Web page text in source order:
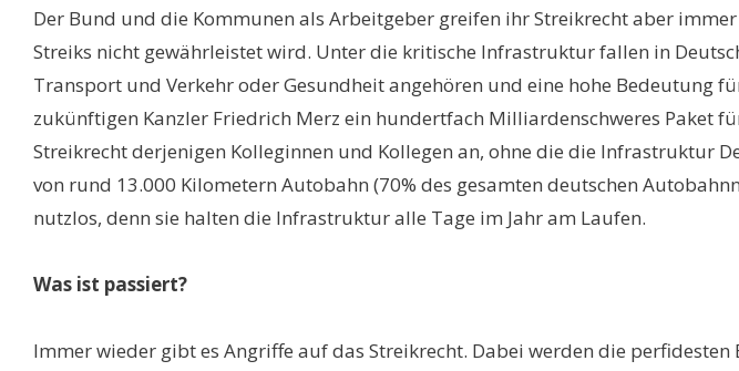
Der Bund und die Kommunen als Arbeitgeber greifen ihr Streikrecht aber
Streiks nicht gewährleistet wird. Unter die kritische Infrastruktur fallen in
Transport und Verkehr oder Gesundheit angehören und eine hohe Bedeutung
zukünftigen Kanzler Friedrich Merz ein hundertfach Milliardenschweres
Streikrecht derjenigen Kolleginnen und Kollegen an, ohne die die Infrastruktur
von rund 13.000 Kilometern Autobahn (70% des gesamten deutschen
nutzlos, denn sie halten die Infrastruktur alle Tage im Jahr am Laufen.
Was ist passiert?
Immer wieder gibt es Angriffe auf das Streikrecht. Dabei werden die